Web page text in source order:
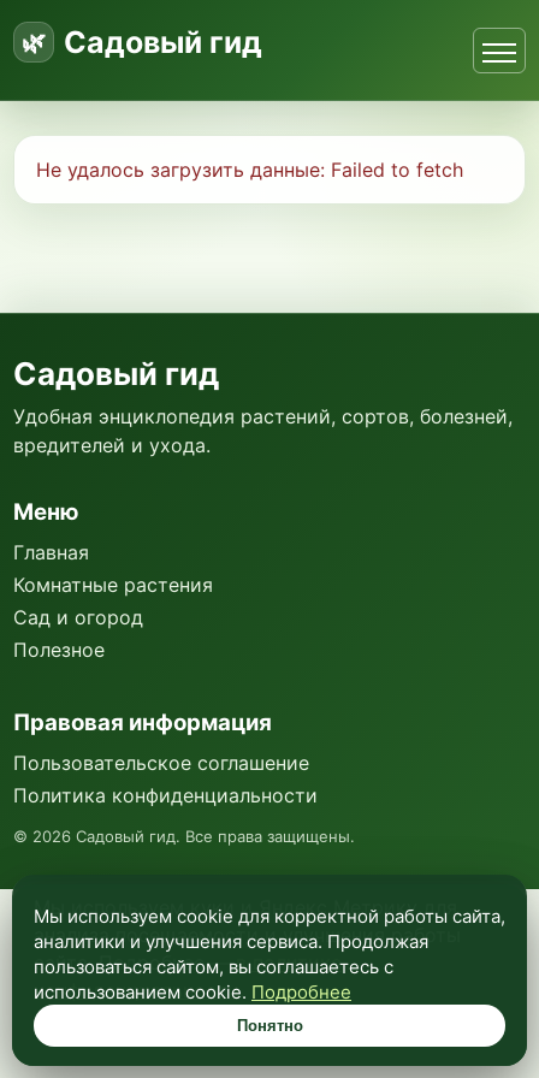
Садовый гид
Не удалось загрузить данные: Failed to fetch
Мы используем куки и Яндекс Метрику для
анализа посещаемости и улучшения работы
сайта. Подробнее —в политике
конфиденциальности.
Понятно
Садовый гид
Удобная энциклопедия растений, сортов, болезней,
вредителей и ухода.
Меню
Главная
Комнатные растения
Сад и огород
Полезное
Правовая информация
Пользовательское соглашение
Политика конфиденциальности
© 2026 Садовый гид. Все права защищены.
Мы используем cookie для корректной работы сайта,
аналитики и улучшения сервиса. Продолжая
пользоваться сайтом, вы соглашаетесь с
использованием cookie. Подробнее
Понятно